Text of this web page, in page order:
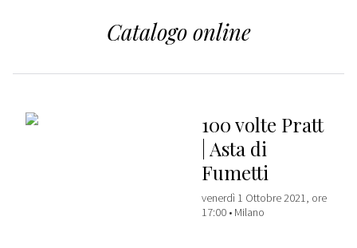
Catalogo online
100 volte Pratt
| Asta di
Fumetti
venerdì 1 Ottobre 2021, ore
17:00 • Milano